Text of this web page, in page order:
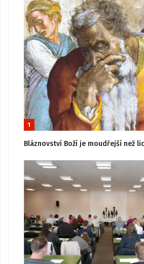
1
Bláznovství Boží je moudřejší než